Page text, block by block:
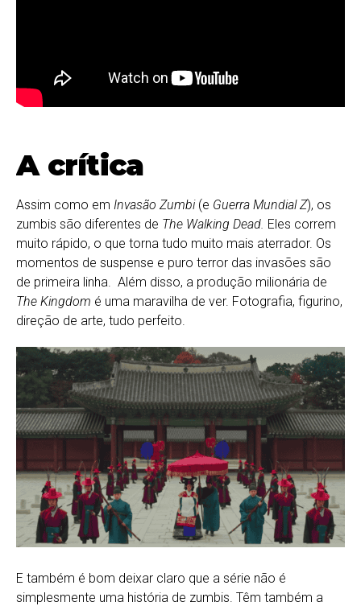
A crítica
Assim como em Invasão Zumbi(e Guerra Mundial Z), os
zumbis são diferentes de The Walking Dead. Eles correm
muito rápido, o que torna tudo muito mais aterrador. Os
momentos de suspense e puro terror das invasões são
de primeira linha. Além disso, a produção milionária de
The Kingdom é uma maravilha de ver. Fotografia, figurino,
direção de arte, tudo perfeito.
E também é bom deixar claro que a série não é
simplesmente uma história de zumbis. Têm também a